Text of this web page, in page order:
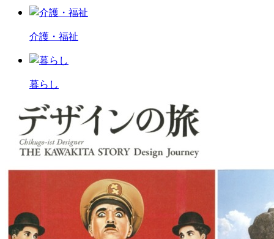
介護・福祉
暮らし